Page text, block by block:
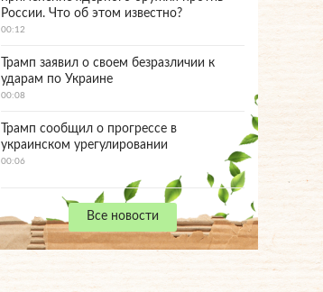
России. Что об этом известно?
00:12
Трамп заявил о своем безразличии к
ударам по Украине
00:08
Трамп сообщил о прогрессе в
украинском урегулировании
00:06
Все новости